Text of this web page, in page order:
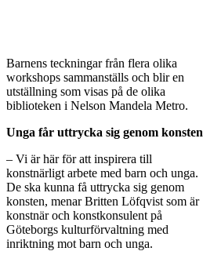
Barnens teckningar från flera olika
workshops sammanställs och blir en
utställning som visas på de olika
biblioteken i Nelson Mandela Metro.
Unga får uttrycka sig genom konsten
– Vi är här för att inspirera till
konstnärligt arbete med barn och unga.
De ska kunna få uttrycka sig genom
konsten, menar Britten Löfqvist som är
konstnär och konstkonsulent på
Göteborgs kulturförvaltning med
inriktning mot barn och unga.